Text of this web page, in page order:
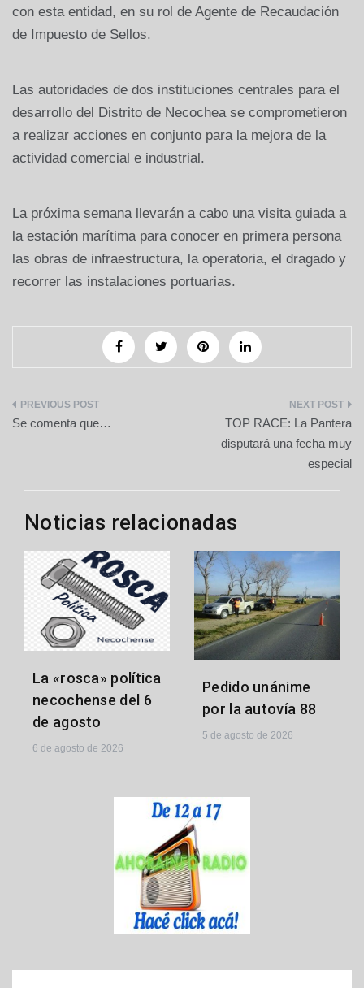
con esta entidad, en su rol de Agente de Recaudación
de Impuesto de Sellos.
Las autoridades de dos instituciones centrales para el
desarrollo del Distrito de Necochea se comprometieron
a realizar acciones en conjunto para la mejora de la
actividad comercial e industrial.
La próxima semana llevarán a cabo una visita guiada a
la estación marítima para conocer en primera persona
las obras de infraestructura, la operatoria, el dragado y
recorrer las instalaciones portuarias.
Navegación
Se comenta que…
TOP RACE: La Pantera
disputará una fecha muy
especial
Noticias relacionadas
La «rosca» política
necochense del 6
de agosto
6 de agosto de 2026
Pedido unánime
por la autovía 88
5 de agosto de 2026